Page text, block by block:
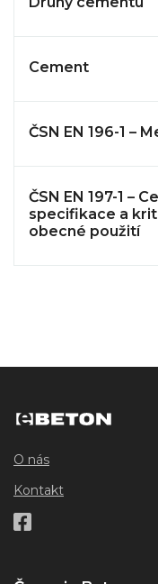
Cement
ČSN EN 196-1 –
ČSN EN 197-1 –
specifikace a
obecné použití
O nás
Kontakt